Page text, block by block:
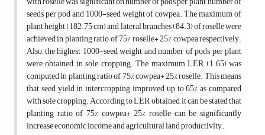
seeds per pod and 1000-seed weight of cowpea. The maximum of
plant height (182.75 cm) and lateral branches (84.3) of roselle were
achieved in planting ratio of 75% roselle+ 25% cowpea respectively.
Also, the highest 1000-seed weight and number of pods per plant
were obtained in sole cropping. The maximum LER (1.65) was
computed in planting ratio of 75% cowpea+ 25% roselle. This means
that seed yield in intercropping improved up to 65% as compared
with sole cropping. According to LER obtained, it can be stated that
planting ratio of 75% cowpea+ 25% roselle can be significantly
increase economic income and agricultural land productivity.